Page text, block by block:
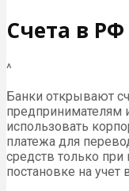
Счета в РФ
^
Банки открывают
предпринимателям
использовать
платежа для
средств только
постановке на учет